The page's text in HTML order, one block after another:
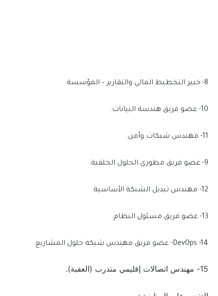
8- خبير التخطيط المالي والتقارير – المؤسسة.
10- عضو فريق هندسة البيانات.
11- مهندس شبكات وأمن.
9- عضو فريق مطوري الحلول الخلفية.
12- مهندس تبديل الشبكة الأساسية.
13- عضو فريق مسئول النظام.
DevOps -14- عضو فريق مهندس شبكة حلول المشاريع.
15- مهندس اتصالات إقليمي متدرب (العقبة).